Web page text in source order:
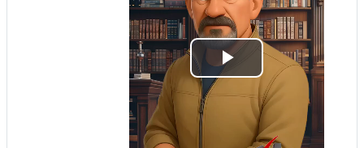
Tocar
Vídeo